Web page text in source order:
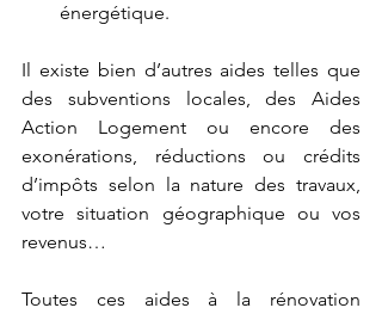
énergétique.
Il existe bien d’autres aides telles que
des subventions locales, des Aides
Action Logement ou encore des
exonérations, réductions ou crédits
d’impôts selon la nature des travaux,
votre situation géographique ou vos
revenus…
Toutes ces aides à la rénovation